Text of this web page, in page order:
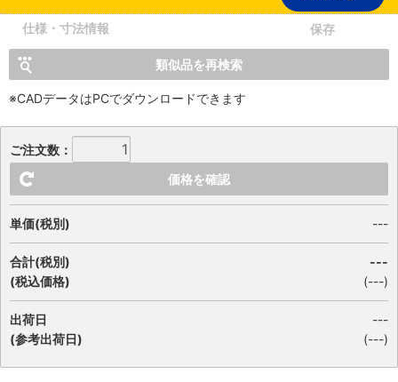
仕様・寸法情報 保存
類似品を再検索
※CADデータはPCでダウンロードできます
ご注文数：
価格を確認
単価(税別) ---
合計(税別)
(税込価格)
---
(---)
出荷日
(参考出荷日)
---
(---)